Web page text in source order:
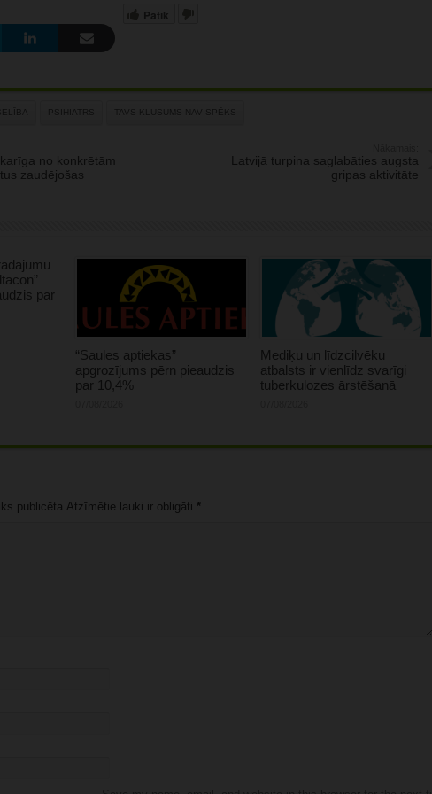
Patīk
PSIHIATRS TAVS KLUSUMS NAV SPĒKS
no konkrētām
zaudējošas
Latvijā turpina saglabāties augsta
gripas aktivitāte
par
“Saules aptiekas”
apgrozījums pērn pieaudzis
par 10,4%
Mediķu un līdzcilvēku
atbalsts ir vienlīdz svarīgi
tuberkulozes ārstēšanā
publicēta.Atzīmētie lauki ir obligāti *